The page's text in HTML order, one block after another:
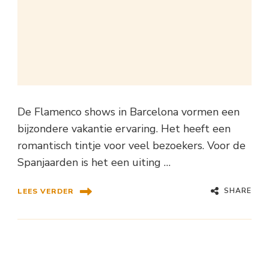
De Flamenco shows in Barcelona vormen een
bijzondere vakantie ervaring. Het heeft een
romantisch tintje voor veel bezoekers. Voor de
Spanjaarden is het een uiting …
LEES VERDER SHARE